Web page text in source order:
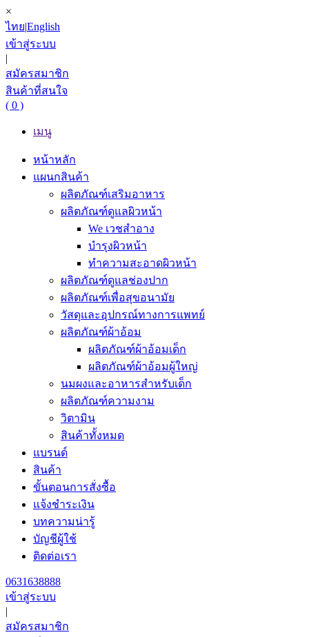
×
ไทย|English
เข้าสู่ระบบ
|
สมัครสมาชิก
สินค้าที่สนใจ
( 0 )
เมนู
หน้าหลัก
แผนกสินค้า
ผลิตภัณฑ์เสริมอาหาร
ผลิตภัณฑ์ดูแลผิวหน้า
We เวชสำอาง
บำรุงผิวหน้า
ทำความสะอาดผิวหน้า
ผลิตภัณฑ์ดูแลช่องปาก
ผลิตภัณฑ์เพื่อสุขอนามัย
วัสดุและอุปกรณ์ทางการแพทย์
ผลิตภัณฑ์ผ้าอ้อม
ผลิตภัณฑ์ผ้าอ้อมเด็ก
ผลิตภัณฑ์ผ้าอ้อมผู้ใหญ่
นมผงและอาหารสำหรับเด็ก
ผลิตภัณฑ์ความงาม
วิตามิน
สินค้าทั้งหมด
แบรนด์
สินค้า
ขั้นตอนการสั่งซื้อ
แจ้งชำระเงิน
บทความน่ารู้
บัญชีผู้ใช้
ติดต่อเรา
0631638888
เข้าสู่ระบบ
|
สมัครสมาชิก